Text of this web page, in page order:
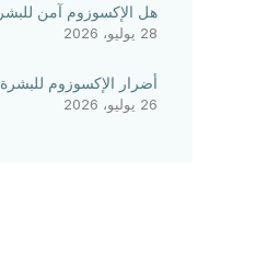
هل الإكسوزوم آمن
28 يوليو، 2026
أضرار الإكسوزوم للبشرة
26 يوليو، 2026